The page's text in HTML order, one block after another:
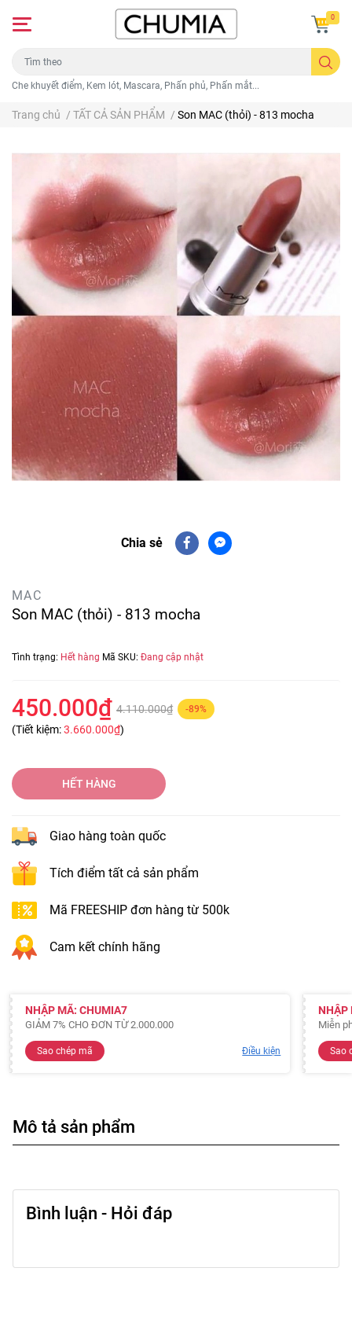
Che khuyết điểm, Kem lót, Mascara, Phấn phủ, Phấn mắt...
0
Trang chủ / TẤT CẢ SẢN PHẨM / Son MAC (thỏi) - 813 mocha
Chia sẻ
MAC
Son MAC (thỏi) - 813 mocha
Tình trạng: Hết hàng Mã SKU: Đang cập nhật
450.000₫ 4.110.000₫ -89%
(Tiết kiệm:3.660.000₫)
HẾT HÀNG
Giao hàng toàn quốc
Tích điểm tất cả sản phẩm
Mã FREESHIP đơn hàng từ 500k
Cam kết chính hãng
NHẬP MÃ: CHUMIA7
GIẢM 7% CHO ĐƠN TỪ 2.000.000
Sao chép mã Điều kiện
NHẬP
Miễn
Sao
Mô tả sản phẩm
Bình luận - Hỏi đáp